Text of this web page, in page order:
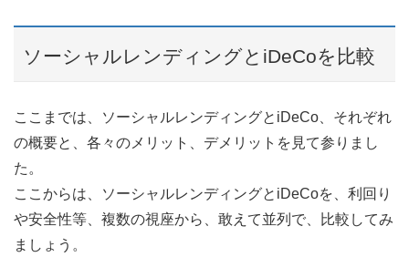
ソーシャルレンディングとiDeCoを比較
ここまでは、ソーシャルレンディングとiDeCo、それぞれ
の概要と、各々のメリット、デメリットを見て参りまし
た。
ここからは、ソーシャルレンディングとiDeCoを、利回り
や安全性等、複数の視座から、敢えて並列で、比較してみ
ましょう。